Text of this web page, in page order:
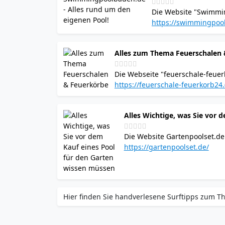
hilfreiche Tipps zur Verwendung
Die Website
Thema
Zusätzlich gibt es
zu helfen.
https://
Alles zum Thema
Die Webseite "feuerschale-
zu Feuerschalen und
Feuerschalen- und
Feuerstellen und Zubehör
Brennmaterials und Hinweise
https://feuerschale-
Alles Wichtige, was Sie vor
Die Website
Gartenpools. Sie enthält
https://gartenpoolset.de/
Hier finden Sie handverlesene Surftipps zum